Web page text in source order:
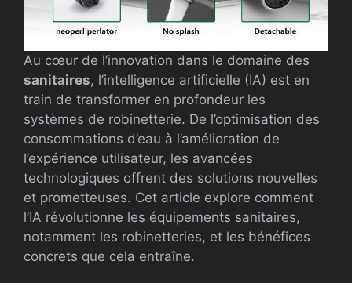
Au cœur de l’innovation dans le domaine des
sanitaires, l’intelligence artificielle (IA) est en
train de transformer en profondeur les
systèmes de robinetterie. De l’optimisation des
consommations d’eau à l’amélioration de
l’expérience utilisateur, les avancées
technologiques offrent des solutions nouvelles
et prometteuses. Cet article explore comment
l’IA révolutionne les équipements sanitaires,
notamment les robinetteries, et les bénéfices
concrets que cela entraîne.